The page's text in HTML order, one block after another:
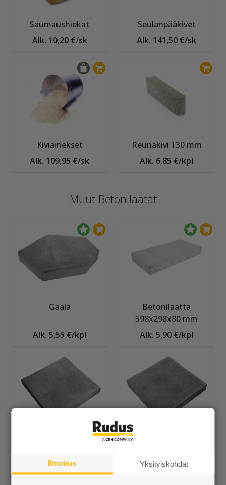
Saumaushiekat
Alk. 10,20 €/sk
Seulanpääkivet
Alk. 141,50 €/sk
Kiviainekset
Alk. 109,95 €/sk
Reunakivi 130 mm
Alk. 6,85 €/kpl
Muut Betonilaatat
Gaala
Alk. 5,55 €/kpl
Betonilaatta
598x298x80 mm
Alk. 5,90 €/kpl
Alk. 7,15 €/kpl
Alk. 5,25 €/kpl
Ilmoitus Yksityiskohdat